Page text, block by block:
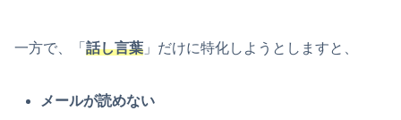
一方で、「 話し言葉 」だけに特化しようとしますと、
メールが読めない